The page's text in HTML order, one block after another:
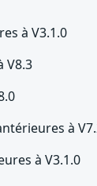
à V3.1.0
V8.3
à
à V3.1.0